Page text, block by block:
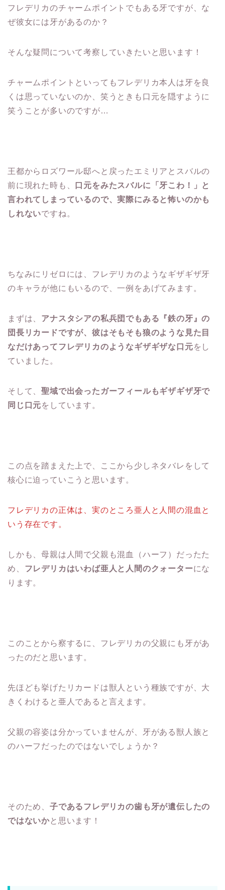
フレデリカのチャームポイントでもある牙ですが、な
ぜ彼女には牙があるのか？
そんな疑問について考察していきたいと思います！
チャームポイントといってもフレデリカ本人は牙を良
くは思っていないのか、笑うときも口元を隠すように
笑うことが多いのですが…
王都からロズワール邸へと戻ったエミリアとスバルの
前に現れた時も、
口元をみたスバルに「牙こわ！」と
言われてしまっているので、実際にみると怖いのかも
しれないですね。
ちなみにリゼロには、フレデリカのようなギザギザ牙
のキャラが他にもいるので、一例をあげてみます。
まずは、 アナスタシアの私兵団でもある『鉄の牙』の
団長リカードですが、彼はそもそも狼のような見た目
なだけあってフレデリカのようなギザギザな口元をし
ていました。
そして、聖域で出会ったガーフィールもギザギザ牙で
同じ口元をしています。
この点を踏まえた上で、ここから少しネタバレをして
核心に迫っていこうと思います。
フレデリカの正体は、実のところ亜人と人間の混血と
いう存在です。
しかも、母親は人間で父親も混血（ハーフ）だったた
め、 フレデリカはいわば亜人と人間のクォーターにな
ります。
このことから察するに、フレデリカの父親にも牙があ
ったのだと思います。
先ほども挙げたリカードは獣人という種族ですが、大
きくわけると亜人であると言えます。
父親の容姿は分かっていませんが、牙がある獣人族と
のハーフだったのではないでしょうか？
そのため、 子であるフレデリカの歯も牙が遺伝したの
ではないかと思います！